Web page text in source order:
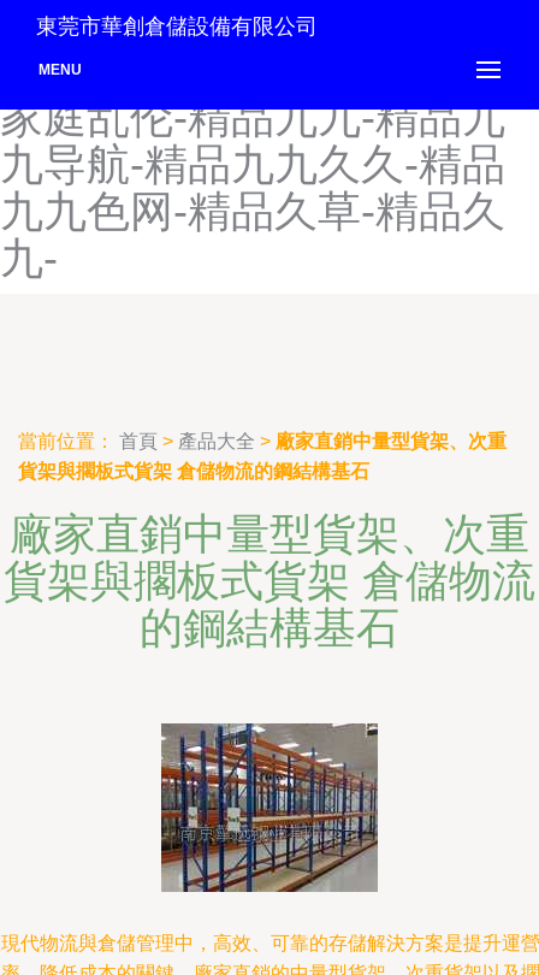
精品国产综合成人-精品国偷
自产在线-精品妓成人-精品
家庭乱伦-精品九九-精品九
九导航-精品九九久久-精品
九九色网-精品久草-精品久
九-
東莞市華創倉儲設備有限公司
MENU
當前位置： 首頁 > 產品大全 > 廠家直銷中量型貨架、次重
貨架與擱板式貨架 倉儲物流的鋼結構基石
廠家直銷中量型貨架、次重
貨架與擱板式貨架 倉儲物流
的鋼結構基石
代物流與倉儲管理中，高效、可靠的存儲解決方案是提升運營